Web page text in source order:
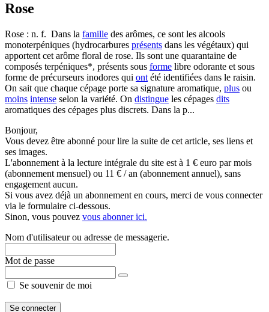
Rose
Rose : n. f. Dans la famille des arômes, ce sont les alcools
monoterpéniques (hydrocarbures présents dans les végétaux) qui
apportent cet arôme floral de rose. Ils sont une quarantaine de
composés terpéniques*, présents sous forme libre odorante et sous
forme de précurseurs inodores qui ont été identifiées dans le raisin.
On sait que chaque cépage porte sa signature aromatique, plus ou
moins intense selon la variété. On distingue les cépages dits
aromatiques des cépages plus discrets. Dans la p...
Bonjour,
Vous devez être abonné pour lire la suite de cet article, ses liens et
ses images.
L'abonnement à la lecture intégrale du site est à 1 € euro par mois
(abonnement mensuel) ou 11 € / an (abonnement annuel), sans
engagement aucun.
Si vous avez déjà un abonnement en cours, merci de vous connecter
via le formulaire ci-dessous.
Sinon, vous pouvez vous abonner ici.
Nom d'utilisateur ou adresse de messagerie.
Mot de passe
Se souvenir de moi